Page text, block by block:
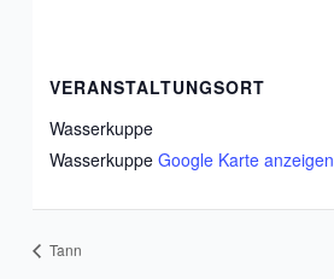
VERANSTALTUNGSORT
Wasserkuppe
Wasserkuppe Google Karte anzeigen
Tann